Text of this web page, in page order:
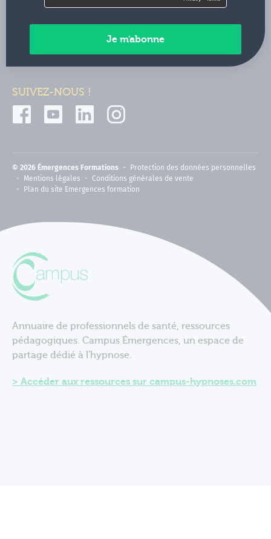
Contactez-nous
SUIVEZ-NOUS !
© 2026 Émergences Formations
Protection des données personnelles
Mentions légales
Conditions générales de vente
Plan du site Emergences formation
Annuaire de professionnels de santé, ressources
pédagogiques. Campus Émergences, un espace de
partage dédié à l'hypnose.
Accéder aux ressources sur campus-hypnoses.com